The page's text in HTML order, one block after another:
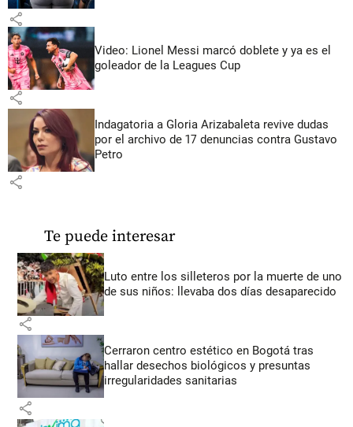
share
Video: Lionel Messi marcó doblete y ya es el
goleador de la Leagues Cup
share
Indagatoria a Gloria Arizabaleta revive dudas
por el archivo de 17 denuncias contra Gustavo
Petro
share
Te puede interesar
Luto entre los silleteros por la muerte de uno
de sus niños: llevaba dos días desaparecido
share
Cerraron centro estético en Bogotá tras
hallar desechos biológicos y presuntas
irregularidades sanitarias
share